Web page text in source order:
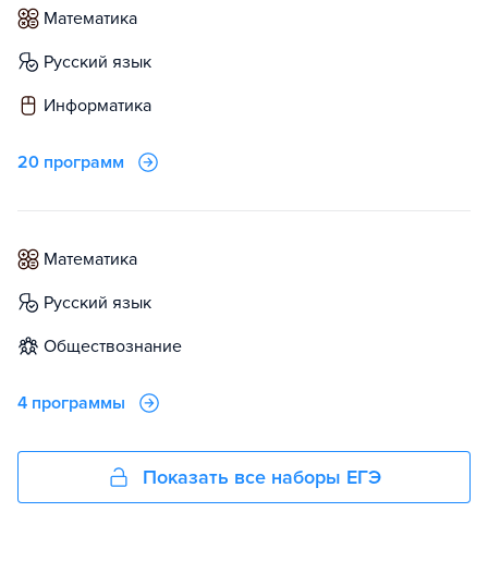
математика
русский язык
информатика
20 программ
математика
русский язык
обществознание
4 программы
Показать все наборы ЕГЭ